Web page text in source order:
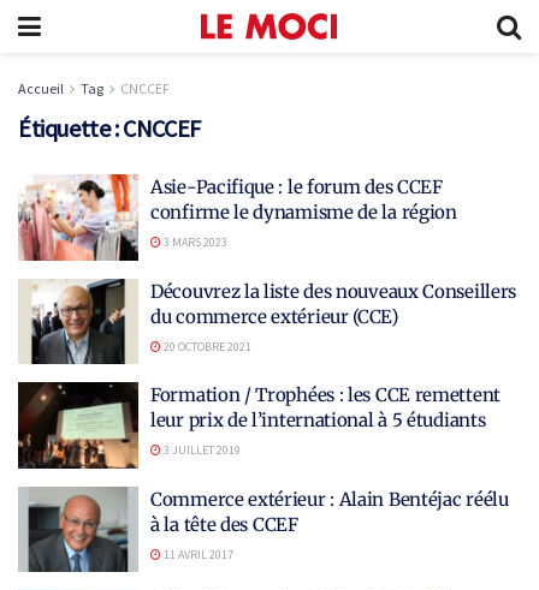
Accueil Tag CNCCEF
Étiquette :CNCCEF
Asie-Pacifique : le forum des CCEF
confirme le dynamisme de la région
3 MARS 2023
Découvrez la liste des nouveaux Conseillers
du commerce extérieur (CCE)
20 OCTOBRE 2021
Formation / Trophées : les CCE remettent
leur prix de l’international à 5 étudiants
3 JUILLET 2019
Commerce extérieur : Alain Bentéjac réélu
à la tête des CCEF
11 AVRIL 2017